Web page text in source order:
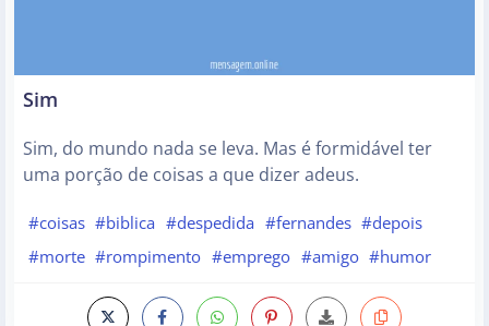
Sim
Sim, do mundo nada se leva. Mas é formidável ter
uma porção de coisas a que dizer adeus.
#coisas #biblica #despedida #fernandes #depois
#morte #rompimento #emprego #amigo #humor